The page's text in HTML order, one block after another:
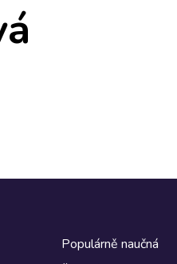
Populárně naučná